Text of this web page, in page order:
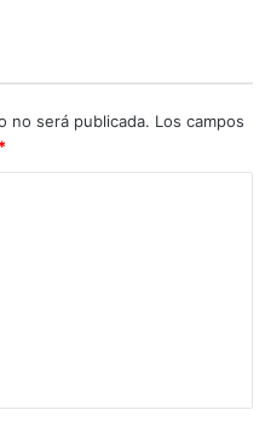
no será publicada. Los campos
*